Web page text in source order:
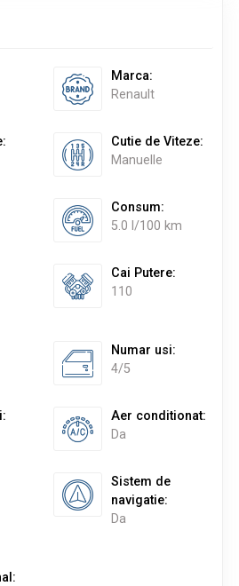
Marca:
Renault
:
Cutie de Viteze:
Manuelle
Consum:
5.0 l/100 km
Cai Putere:
110
Numar usi:
4/5
:
Aer conditionat:
Da
Sistem de
navigatie:
Da
: